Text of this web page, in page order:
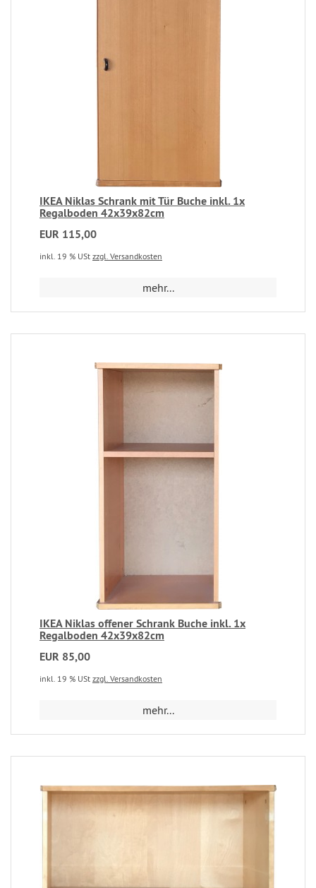
IKEA Niklas Schrank mit Tür Buche inkl. 1x
Regalboden 42x39x82cm
EUR 115,00
inkl. 19 % USt zzgl. Versandkosten
mehr...
IKEA Niklas offener Schrank Buche inkl. 1x
Regalboden 42x39x82cm
EUR 85,00
inkl. 19 % USt zzgl. Versandkosten
mehr...